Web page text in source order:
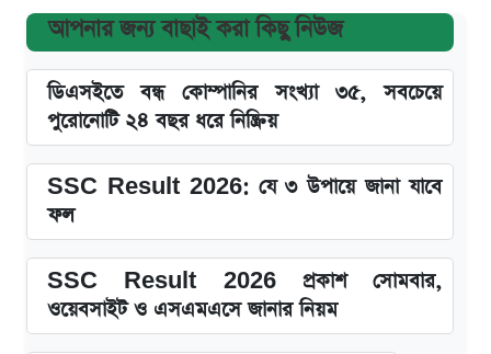
আপনার জন্য বাছাই করা কিছু নিউজ
ডিএসইতে বন্ধ কোম্পানির সংখ্যা ৩৫, সবচেয়ে
পুরোনোটি ২৪ বছর ধরে নিষ্ক্রিয়
SSC Result 2026: যে ৩ উপায়ে জানা যাবে
ফল
SSC Result 2026 প্রকাশ সোমবার,
ওয়েবসাইট ও এসএমএসে জানার নিয়ম